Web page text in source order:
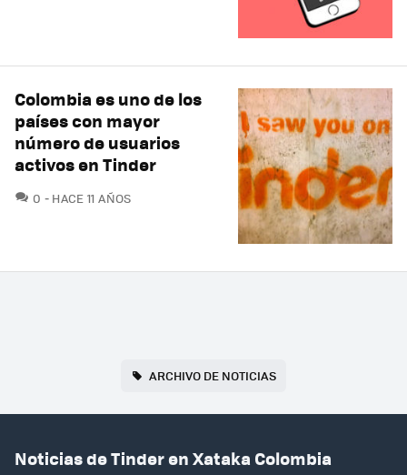
Colombia es uno de los
países con mayor
número de usuarios
activos en Tinder
0 COMENTARIOS
HACE 11 AÑOS
ARCHIVO DE NOTICIAS
Noticias de Tinder en Xataka Colombia